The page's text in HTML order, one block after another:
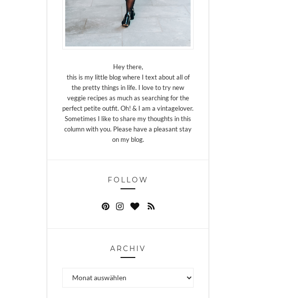
Hey there,
this is my little blog where I text about all of
the pretty things in life. I love to try new
veggie recipes as much as searching for the
perfect petite outfit. Oh! & I am a vintagelover.
Sometimes I like to share my thoughts in this
column with you. Please have a pleasant stay
on my blog.
FOLLOW
ARCHIV